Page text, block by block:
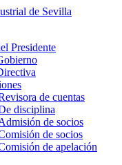
Presidente
de cuentas
disciplina
de socios
de socios
de apelación